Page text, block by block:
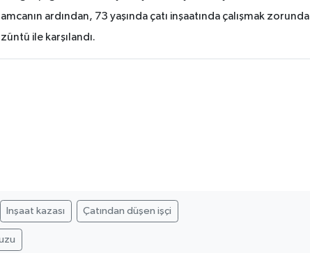
ardından, 73 yaşında çatı inşaatında çalışmak zorunda
ile karşılandı.
Inşaat kazası Çatından düşen işçi